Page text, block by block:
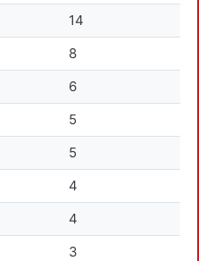
14
8
6
5
5
4
4
3